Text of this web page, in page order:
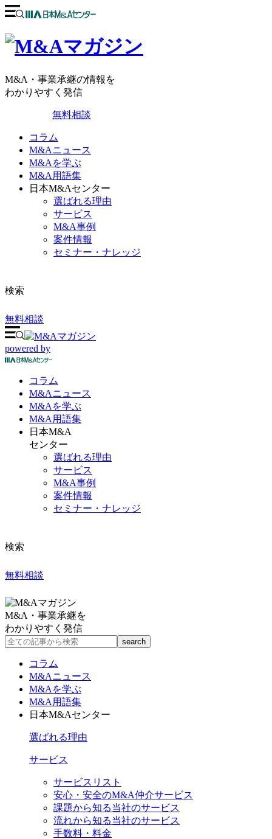
M&A・事業承継の情報を
わかりやすく発信
無料相談
コラム
M&Aニュース
M&Aを学ぶ
M&A用語集
日本M&Aセンター
選ばれる理由
サービス
M&A事例
案件情報
セミナー・ナレッジ
検索
無料相談
powered by
コラム
M&Aニュース
M&Aを学ぶ
M&A 用語集
日本M&A
センター
選ばれる理由
サービス
M&A事例
案件情報
セミナー・ナレッジ
検索
無料相談
M&A・事業承継を
わかりやすく発信
コラム
M&Aニュース
M&Aを学ぶ
M&A用語集
日本M&Aセンター
選ばれる理由
サービス
サービスリスト
安心・安全のM&A仲介サービス
課題から知る当社のサービス
流れから知る当社のサービス
手数料・料金